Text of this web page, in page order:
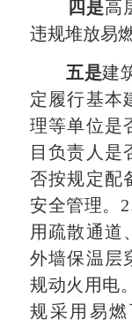
四 是高
违规堆放易
五是建
定履行基本
理等单位是
目负责人是
否按规定配
安全管理。
用疏散通道
外墙保温层
规动火用电
规采用易